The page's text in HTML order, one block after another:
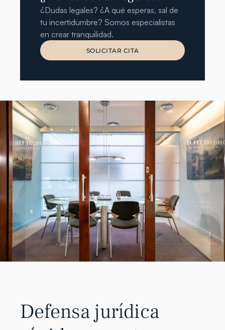
¿Dudas legales? ¿A qué esperas, sal de
tu incertidumbre? Somos especialistas
en crear tranquilidad.
SOLICITAR CITA
Defensa jurídica